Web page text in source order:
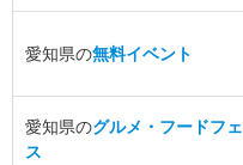
愛知県の無料イベント
愛知県のグルメ・フードフェ
ス